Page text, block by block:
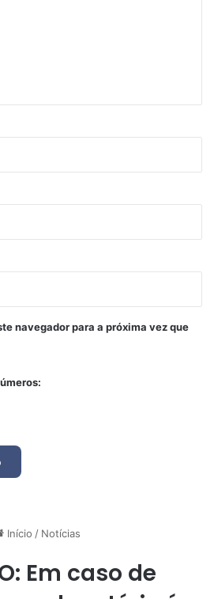
navegador para a próxima vez que